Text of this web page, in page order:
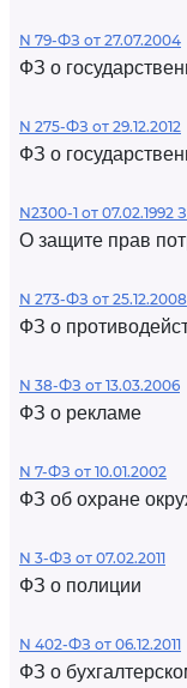
N 79-ФЗ от 27.07.2004
ФЗ о
N 275-ФЗ от 29.12.2012
ФЗ о
N2300-1 от 07.02.1992
О защите прав
N 273-ФЗ от 25.12.2008
ФЗ о
N 38-ФЗ от 13.03.2006
ФЗ о рекламе
N 7-ФЗ от 10.01.2002
ФЗ об охране
N 3-ФЗ от 07.02.2011
ФЗ о полиции
N 402-ФЗ от 06.12.2011
ФЗ о